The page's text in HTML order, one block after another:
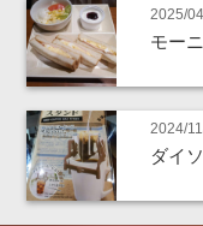
2025/
モー
2024/
ダイ